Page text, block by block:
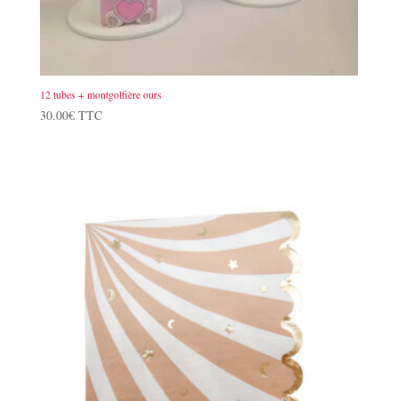
12 tubes + montgolfière ours
30.00€ TTC